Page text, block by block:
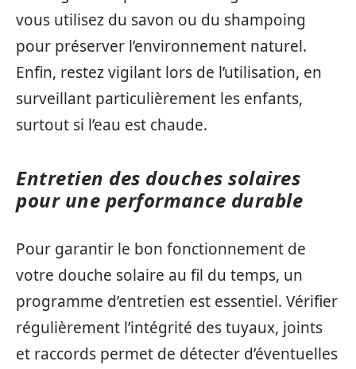
vous utilisez du savon ou du shampoing
pour préserver l’environnement naturel.
Enfin, restez vigilant lors de l’utilisation, en
surveillant particulièrement les enfants,
surtout si l’eau est chaude.
Entretien des douches solaires
pour une performance durable
Pour garantir le bon fonctionnement de
votre douche solaire au fil du temps, un
programme d’entretien est essentiel. Vérifier
régulièrement l’intégrité des tuyaux, joints
et raccords permet de détecter d’éventuelles